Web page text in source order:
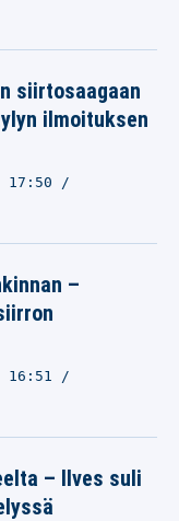
siirtosaagaan
ilmoituksen
17:50
–
16:51
– Ilves suli